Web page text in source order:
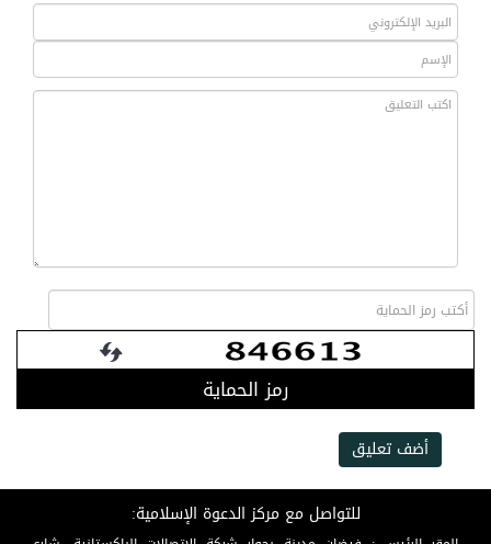
رمز الحماية
أضف تعليق
للتواصل مع مركز الدعوة الإسلامية: